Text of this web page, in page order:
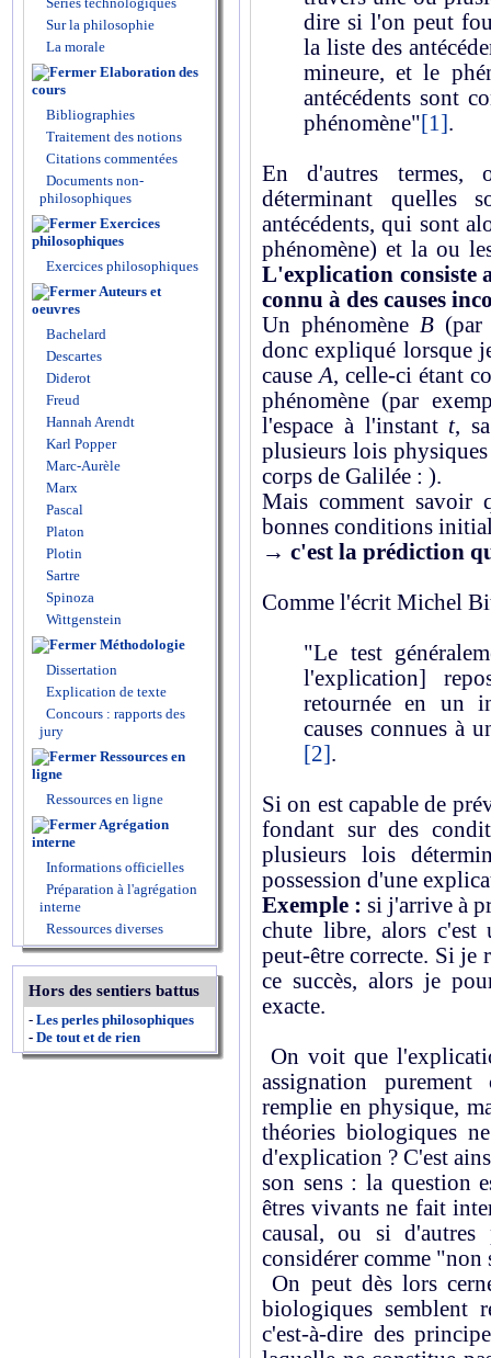
Sur la philosophie
La morale
Elaboration des
cours
Bibliographies
Traitement des notions
Citations commentées
Documents non-
philosophiques
Exercices
philosophiques
Exercices philosophiques
Auteurs et
oeuvres
Bachelard
Descartes
Diderot
Freud
Hannah Arendt
Karl Popper
Marc-Aurèle
Marx
Pascal
Platon
Plotin
Sartre
Spinoza
Wittgenstein
Méthodologie
Dissertation
Explication de texte
Concours : rapports des
jury
Ressources en
ligne
Ressources en ligne
Agrégation
interne
Informations officielles
Préparation à l'agrégation
interne
Ressources diverses
Hors des sentiers battus
- Les perles philosophiques
- De tout et de rien
dire si l'on peut
la liste des
mineure, et le
antécédents sont
phénomène"[1].
En d'autres termes,
déterminant quelles
antécédents, qui sont
phénomène) et la ou
L'explication consiste
connu à des causes
Un phénomène B
donc expliqué lorsque
cause A, celle-ci étant
phénomène (par
l'espace à l'instant t,
plusieurs lois
corps de Galilée : ).
Mais comment savoir
bonnes conditions
→ c'est la prédiction
Comme l'écrit Michel
"Le test
l'explication]
retournée en un
causes connues à
[2].
Si on est capable de
fondant sur des
plusieurs lois
possession d'une
Exemple : si j'arrive à
chute libre, alors c'est
peut-être correcte. Si je
ce succès, alors je
exacte.
On voit que
assignation purement
remplie en physique,
théories biologiques
d'explication ? C'est
son sens : la question
êtres vivants ne fait
causal, ou si
considérer comme
On peut dès lors
biologiques semblent
c'est-à-dire des